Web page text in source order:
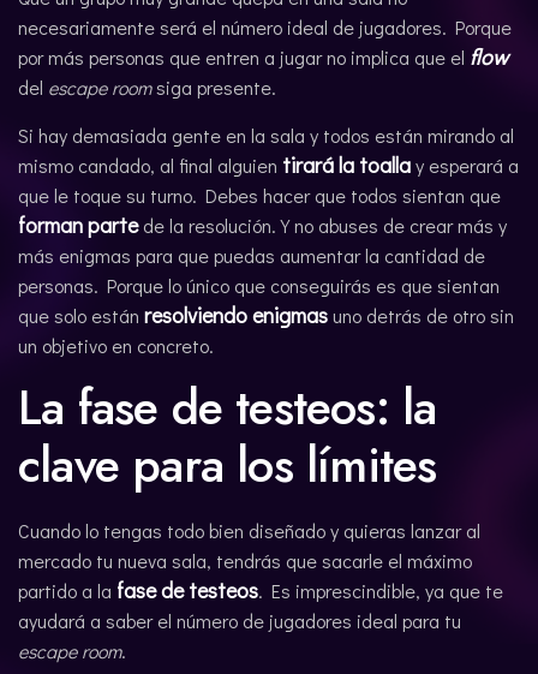
necesariamente será el número ideal de jugadores. Porque
por más personas que entren a jugar no implica que el flow
del escape roomsiga presente.
Si hay demasiada gente en la sala y todos están mirando al
mismo candado, al final alguien tirará la toallay esperará a
que le toque su turno. Debes hacer que todos sientan que
forman partede la resolución. Y no abuses de crear más y
más enigmas para que puedas aumentar la cantidad de
personas. Porque lo único que conseguirás es que sientan
que solo están resolviendo enigmasuno detrás de otro sin
un objetivo en concreto.
La fase de testeos: la
clave para los límites
Cuando lo tengas todo bien diseñado y quieras lanzar al
mercado tu nueva sala, tendrás que sacarle el máximo
partido a la fase de testeos. Es imprescindible, ya que te
ayudará a saber el número de jugadores ideal para tu
escape room.